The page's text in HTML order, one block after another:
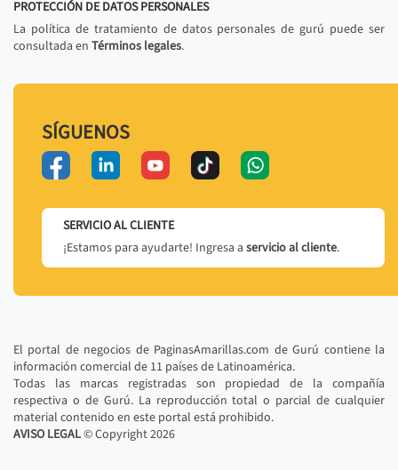
PROTECCIÓN DE DATOS PERSONALES
La política de tratamiento de datos personales de gurú puede ser
consultada en Términos legales.
SÍGUENOS
SERVICIO AL CLIENTE
¡Estamos para ayudarte! Ingresa a servicio al cliente.
El portal de negocios de PaginasAmarillas.com de Gurú contiene la
información comercial de 11 países de Latinoamérica.
Todas las marcas registradas son propiedad de la compañía
respectiva o de Gurú. La reproducción total o parcial de cualquier
material contenido en este portal está prohibido.
AVISO LEGAL© Copyright2026